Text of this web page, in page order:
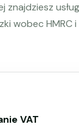
znajdziesz
wobec HMRC i
VAT